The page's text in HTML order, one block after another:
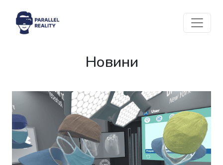
Новини